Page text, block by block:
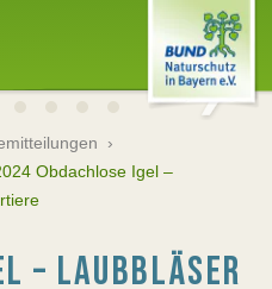
›
Obdachlose Igel –
– LAUBBLÄSER